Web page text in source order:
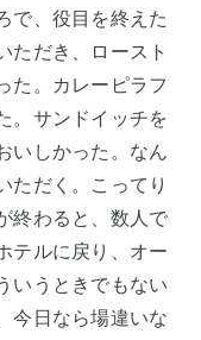
で、役目を終えた
ただき、ロースト
た。カレーピラフ
。サンドイッチを
いしかった。なん
ただく。こってり
終わると、数人で
テルに戻り、オー
いうときでもない
今日なら場違いな